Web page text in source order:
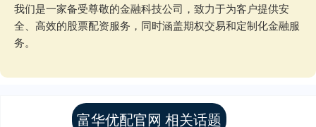
我们是一家备受尊敬的金融科技公司，致力于为客户提供安
全、高效的股票配资服务，同时涵盖期权交易和定制化金融服
务。
富华优配官网 相关话题